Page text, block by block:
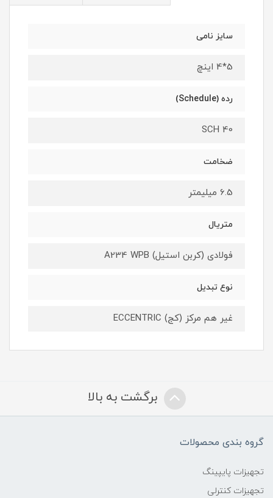
سایز نامی
5*4 اینچ
رده (Schedule)
SCH 40
ضخامت
6.5 میلیمتر
متریال
فولادی (کربن استیل) A234 WPB
نوع تبدیل
غیر هم مرکز (کج) ECCENTRIC
برگشت به بالا
گروه بندی محصولات
تجهیزات پایپینگ
تجهیزات کنترلی